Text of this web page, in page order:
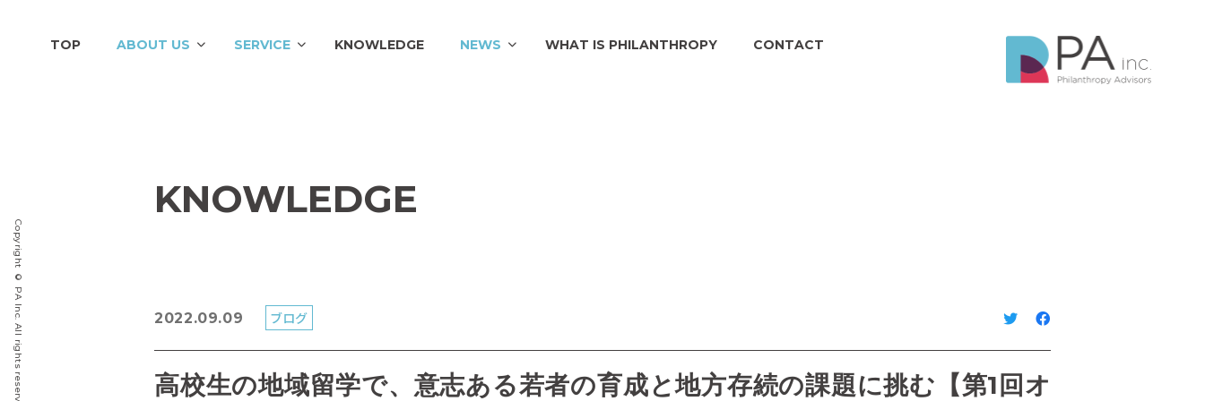
TOP ABOUT US SERVICE KNOWLEDGE NEWS WHAT IS PHILANTHROPY CONTACT
KNOWLEDGE
2022.09.09 ブログ
高校生の地域留学で、意志ある若者の育成と地方存続の課題に挑む【第1回オ
Copyright © PA Inc. All rights reserved.